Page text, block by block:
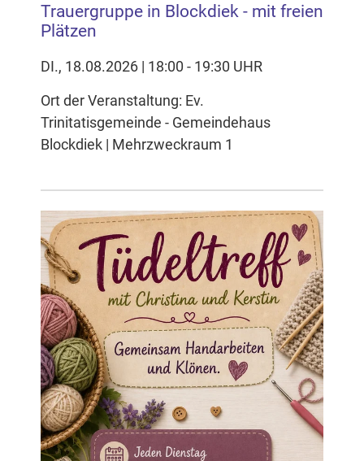
Trauergruppe in Blockdiek - mit freien
Plätzen
DI., 18.08.2026 | 18:00 - 19:30 UHR
Ort der Veranstaltung: Ev.
Trinitatisgemeinde - Gemeindehaus
Blockdiek | Mehrzweckraum 1